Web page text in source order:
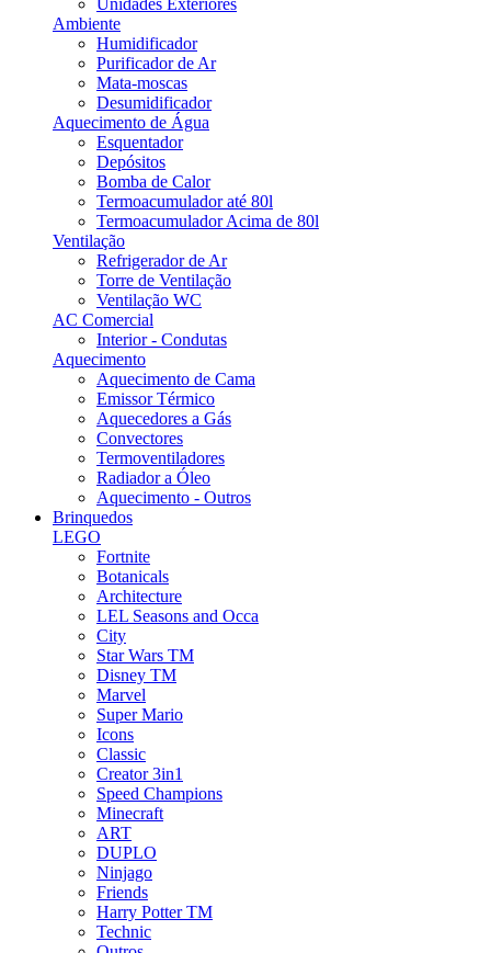
Unidades Exteriores
Ambiente
Humidificador
Purificador de Ar
Mata-moscas
Desumidificador
Aquecimento de Água
Esquentador
Depósitos
Bomba de Calor
Termoacumulador até 80l
Termoacumulador Acima de 80l
Ventilação
Refrigerador de Ar
Torre de Ventilação
Ventilação WC
AC Comercial
Interior - Condutas
Aquecimento
Aquecimento de Cama
Emissor Térmico
Aquecedores a Gás
Convectores
Termoventiladores
Radiador a Óleo
Aquecimento - Outros
Brinquedos
LEGO
Fortnite
Botanicals
Architecture
LEL Seasons and Occa
City
Star Wars TM
Disney TM
Marvel
Super Mario
Icons
Classic
Creator 3in1
Speed Champions
Minecraft
ART
DUPLO
Ninjago
Friends
Harry Potter TM
Technic